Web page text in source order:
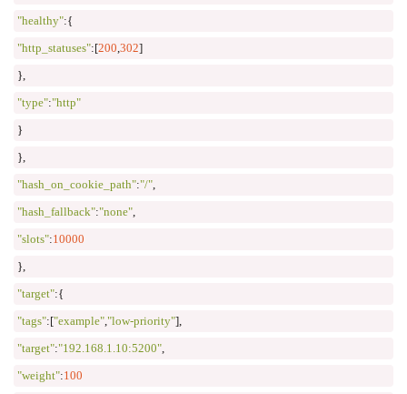
"healthy":{
"http_statuses":[200 302]
},
"type":"http"
}
},
"hash_on_cookie_path":"/"
"hash_fallback":"none"
"slots":10000
},
"target":{
"tags":["example" "low-priority"],
"target":"192.168.1.10:5200"
"weight":100